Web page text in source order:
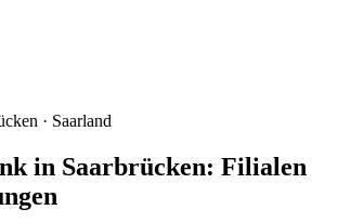
· Saarland
in Saarbrücken: Filialen